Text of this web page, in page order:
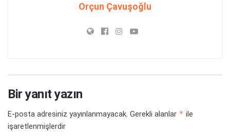
Orçun Çavuşoğlu
Bir yanıt yazın
E-posta adresiniz yayınlanmayacak. Gerekli alanlar * ile
işaretlenmişlerdir